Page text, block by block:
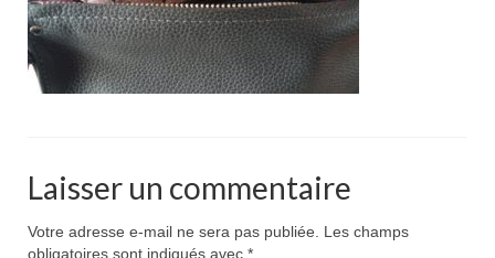
Pour acheter
Contact
Laisser un commentaire
Votre adresse e-mail ne sera pas publiée.
Les champs
obligatoires sont indiqués avec *